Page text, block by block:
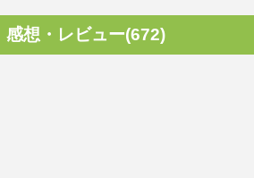
感想・レビュー(672)